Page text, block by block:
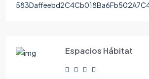
Espacios Hábitat